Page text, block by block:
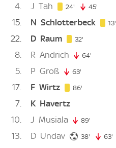
4 J Tah 24' 24. minute
45'
15 N Schlotterbeck 13'
22 D Raum 32'
8 R Andrich 64'
5 P Groß 63'
17 F Wirtz 86'
7 K Havertz
10
J Musiala 89'
13 D Undav 38' 38. 63'